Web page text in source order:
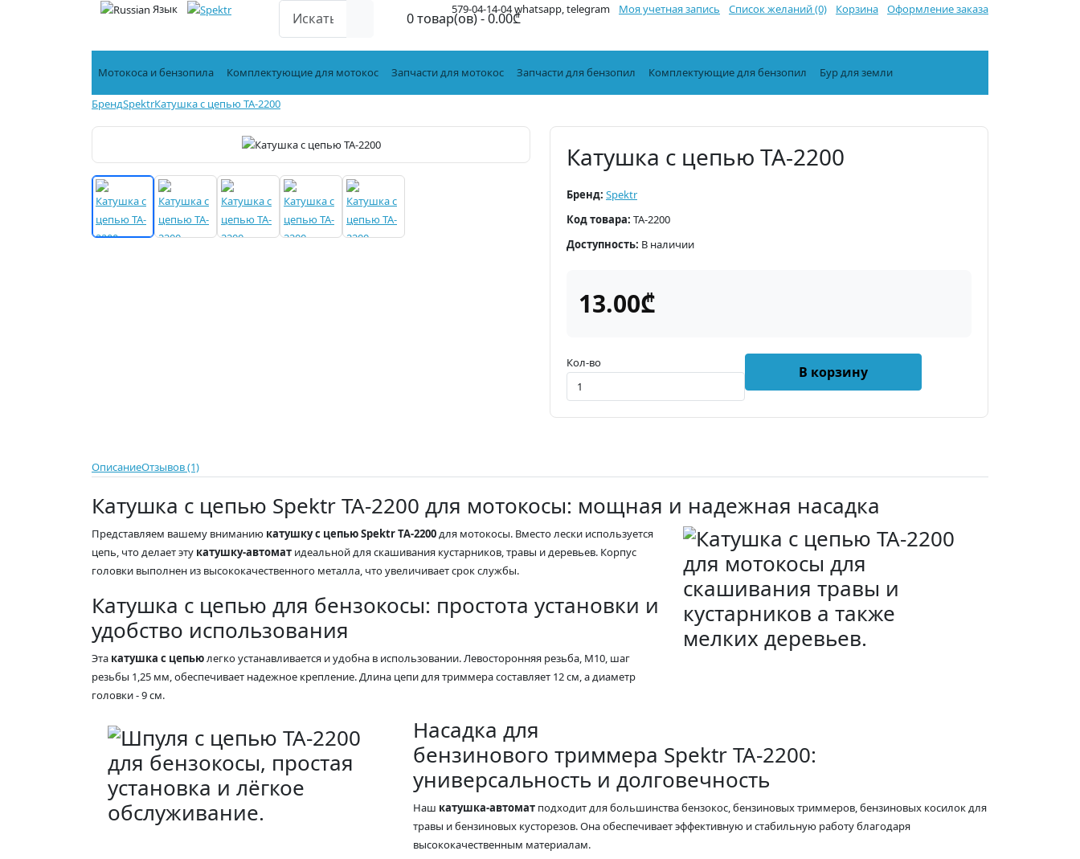
Язык 579-04-14-04 whatsapp, telegram Моя учетная запись Список желаний (0) Корзина Оформление заказа
0 товар(ов) - 0.00₾
Мотокоса и бензопила Комплектующие для мотокос Запчасти для мотокос Запчасти для бензопил Комплектующие для бензопил Бур для земли
БрендSpektrКатушка с цепью TA-2200
Катушка с цепью TA-2200
Бренд: Spektr
Код товара: TA-2200
Доступность: В наличии
13.00₾
Кол-во
В корзину
ОписаниеОтзывов (1)
Катушка с цепью Spektr TA-2200 для мотокосы: мощная и надежная насадка
Представляем вашему вниманию катушку с цепью Spektr TA-2200для мотокосы. Вместо лески используется
цепь, что делает эту катушку-автомат идеальной для скашивания кустарников, травы и деревьев. Корпус
головки выполнен из высококачественного металла, что увеличивает срок службы.
Катушка с цепью для бензокосы: простота установки и
удобство использования
Эта катушка с цепьюлегко устанавливается и удобна в использовании. Левосторонняя резьба, М10, шаг
резьбы 1,25 мм, обеспечивает надежное крепление. Длина цепи для триммера составляет 12 см, а диаметр
головки - 9 см.
Насадка для
бензинового триммера Spektr TA-2200:
универсальность и долговечность
Наш катушка-автомат подходит для большинства бензокос, бензиновых триммеров, бензиновых косилок для
травы и бензиновых кусторезов. Она обеспечивает эффективную и стабильную работу благодаря
высококачественным материалам.